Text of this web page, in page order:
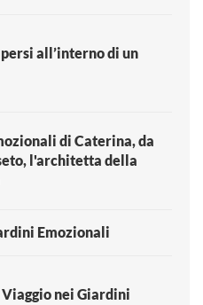
all’interno di un
di Caterina, da
l'architetta della
Emozionali
nei Giardini